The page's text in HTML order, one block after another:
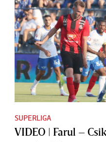
SUPERLIGA
VIDEO | Farul –